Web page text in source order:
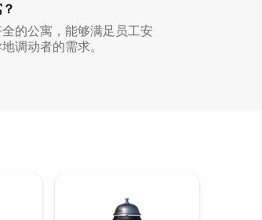
的公寓，能够满足员工安
调动者的需求。